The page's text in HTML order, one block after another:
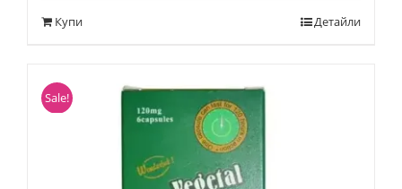
Купи Детайли
Sale!